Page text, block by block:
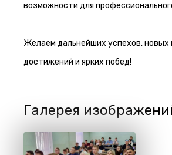
возможности для
Желаем дальнейших успехов, новых
достижений и ярких побед!
Галерея